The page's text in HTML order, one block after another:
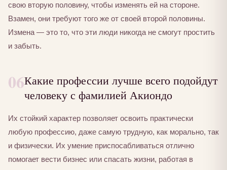
свою вторую половину, чтобы изменять ей на стороне.
Взамен, они требуют того же от своей второй половины.
Измена — это то, что эти люди никогда не смогут простить
и забыть.
06Какие профессии лучше всего подойдут
человеку с фамилией Акиондо
Их стойкий характер позволяет освоить практически
любую профессию, даже самую трудную, как морально, так
и физически. Их умение приспосабливаться отлично
помогает вести бизнес или спасать жизни, работая в